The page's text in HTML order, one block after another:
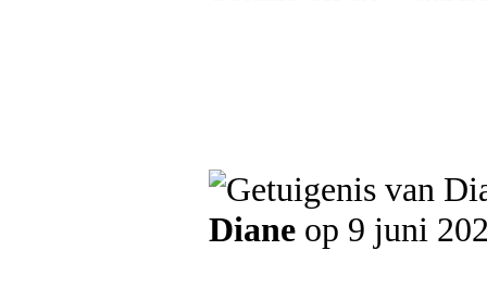
Diane op 9 juni